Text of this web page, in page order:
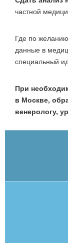
частной
Где по
данные в
специальный
При
в Москве,
венерологу,